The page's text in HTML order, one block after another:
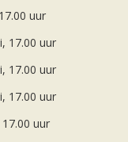
uur
17.00 uur
17.00 uur
17.00 uur
uur